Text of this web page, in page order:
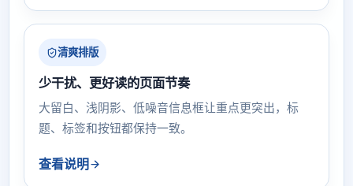
清爽排版
少干扰、更好读的页面节奏
大留白、浅阴影、低噪音信息框让重点更突出，标
题、标签和按钮都保持一致。
查看说明